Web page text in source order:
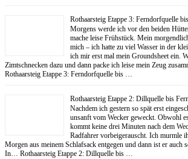
Rothaarsteig Etappe 3: Ferndorfquelle
Morgens werde ich vor den beiden
mache leise Frühstück. Mein
mich – ich hatte zu viel Wasser in der
ich mir erst mal mein Groundsheet ein.
Zimtschnecken dazu und dann packe ich leise mein Zeug
Rothaarsteig Etappe 3: Ferndorfquelle bis …
Rothaarsteig Etappe 2: Dillquelle bis
Nachdem ich gestern so spät erst
unsanft vom Wecker geweckt. Obwohl
kommt keine drei Minuten nach dem
Radfahrer vorbeigerauscht. Ich murmle
Morgen aus meinem Schlafsack entgegen und dann ist er auch
In… Rothaarsteig Etappe 2: Dillquelle bis …